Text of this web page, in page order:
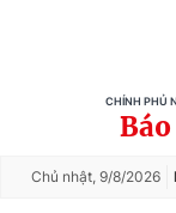
CHÍNH PHỦ
Chủ nhật, 9/8/2026